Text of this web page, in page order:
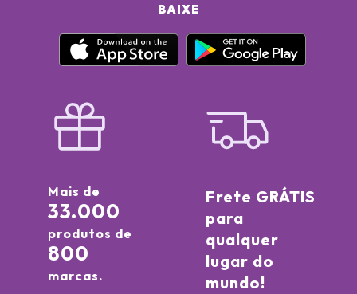
BAIXE
Mais de
33.000
produtos de
800
marcas.
Frete GRÁTIS
para
qualquer
lugar do
mundo!